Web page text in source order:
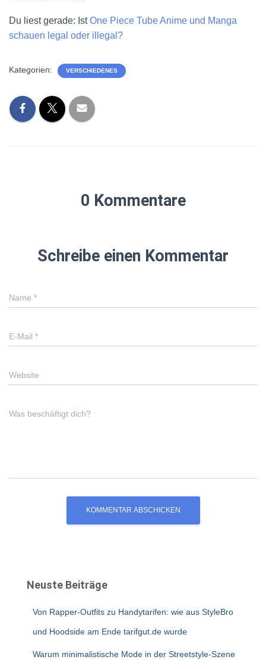
Du liest gerade: IstOne Piece Tube Anime und Manga
schauen legal oder illegal?
Kategorien: VERSCHIEDENES
0 Kommentare
Schreibe einen Kommentar
Name *
E-Mail *
Website
Was beschäftigt dich?
Neuste Beiträge
Von Rapper-Outfits zu Handytarifen: wie aus StyleBro
und Hoodside am Ende tarifgut.de wurde
Warum minimalistische Mode in der Streetstyle-Szene